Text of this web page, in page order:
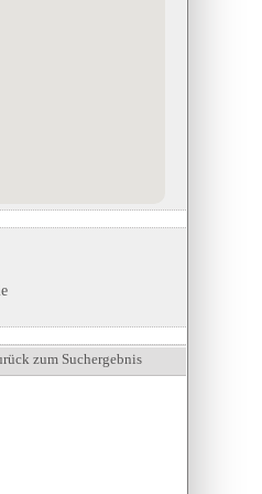
zum Suchergebnis